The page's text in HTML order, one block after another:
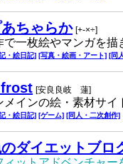
ちゃらか [+-×÷]
で一枚絵やマンガを描
・絵日記] [写真・絵画・アート] [同
[安良良岐 蓮]
メインの絵・素材サ
・絵日記] [ゲーム] [同人・二次創作]
ダイエットブロ